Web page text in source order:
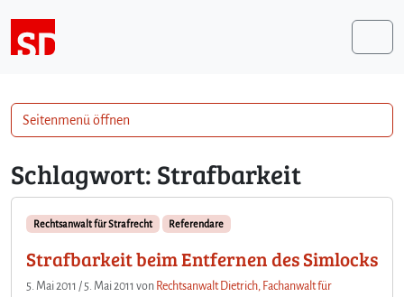
Schlagwort: Strafbarkeit
Rechtsanwalt für Strafrecht Referendare
Strafbarkeit beim Entfernen des Simlocks
5. Mai 2011 / 5. Mai 2011 von Rechtsanwalt Dietrich, Fachanwalt für
Seitenmenü öffnen